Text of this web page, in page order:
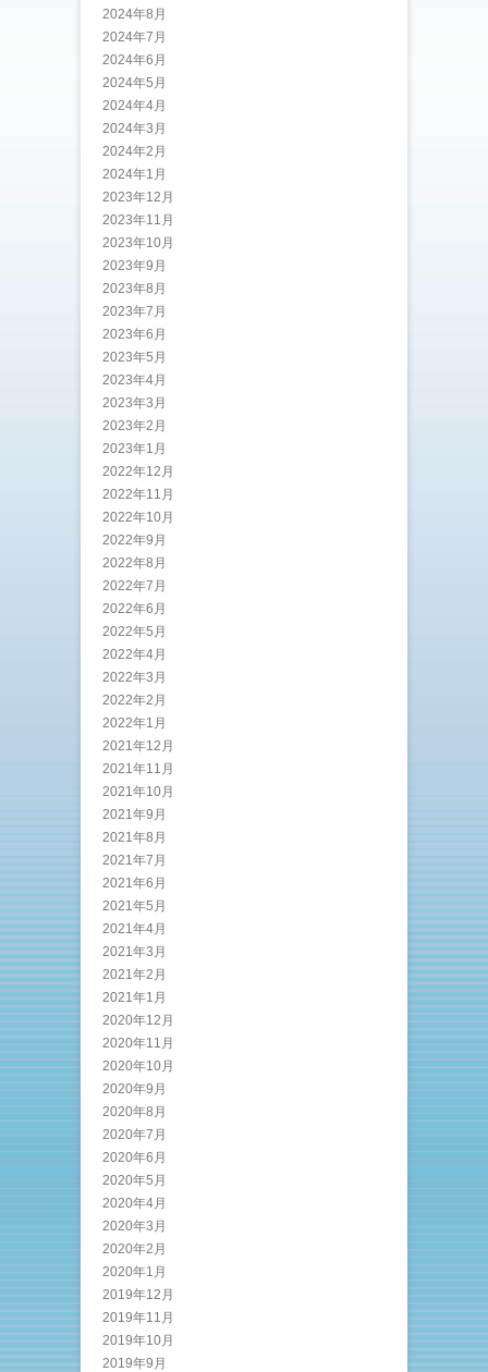
2024年8月
2024年7月
2024年6月
2024年5月
2024年4月
2024年3月
2024年2月
2024年1月
2023年12月
2023年11月
2023年10月
2023年9月
2023年8月
2023年7月
2023年6月
2023年5月
2023年4月
2023年3月
2023年2月
2023年1月
2022年12月
2022年11月
2022年10月
2022年9月
2022年8月
2022年7月
2022年6月
2022年5月
2022年4月
2022年3月
2022年2月
2022年1月
2021年12月
2021年11月
2021年10月
2021年9月
2021年8月
2021年7月
2021年6月
2021年5月
2021年4月
2021年3月
2021年2月
2021年1月
2020年12月
2020年11月
2020年10月
2020年9月
2020年8月
2020年7月
2020年6月
2020年5月
2020年4月
2020年3月
2020年2月
2020年1月
2019年12月
2019年11月
2019年10月
2019年9月